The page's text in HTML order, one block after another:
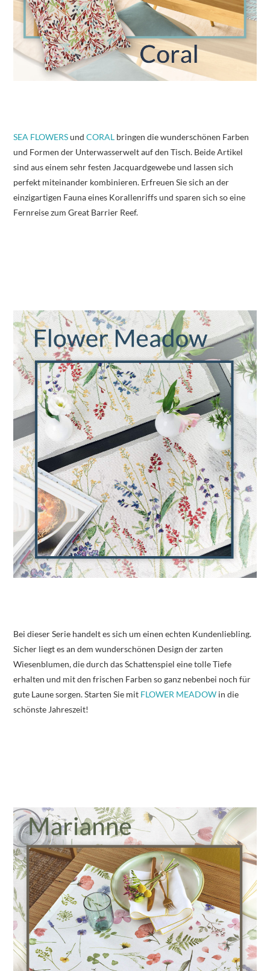
SEA FLOWERSundCORAL bringen die wunderschönen Farben
und Formen der Unterwasserwelt auf den Tisch. Beide Artikel
sind aus einem sehr festen Jacquardgewebe und lassen sich
perfekt miteinander kombinieren. Erfreuen Sie sich an der
einzigartigen Fauna eines Korallenriffs und sparen sich so eine
Fernreise zum Great Barrier Reef.
Bei dieser Serie handelt es sich um einen echten Kundenliebling.
Sicher liegt es an dem wunderschönen Design der zarten
Wiesenblumen, die durch das Schattenspiel eine tolle Tiefe
erhalten und mit den frischen Farben so ganz nebenbei noch für
gute Laune sorgen. Starten Sie mit FLOWER MEADOW in die
schönste Jahreszeit!